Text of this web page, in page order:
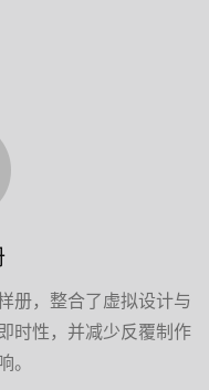
册，整合了虚拟设计与
时性，并减少反覆制作
。